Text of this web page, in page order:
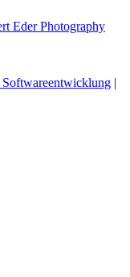
Eder Photography
|